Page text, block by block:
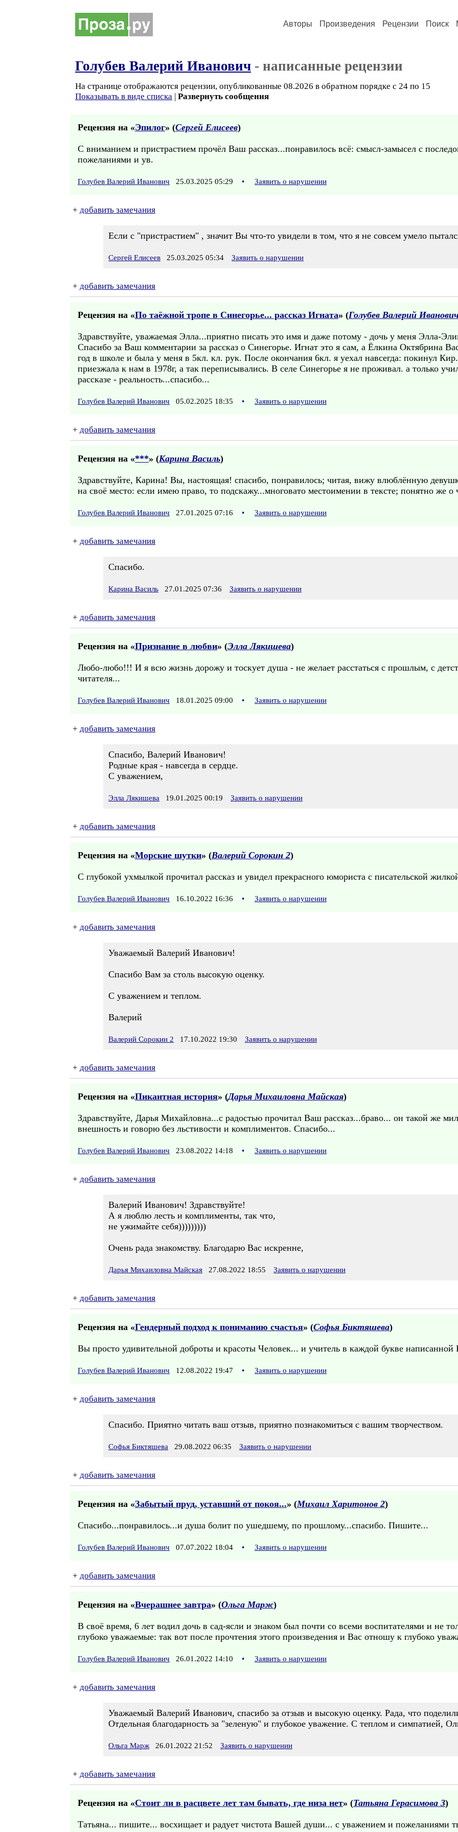
Авторы Произведения Рецензии Поиск
Голубев Валерий Иванович - написанные рецензии
На странице отображаются рецензии, опубликованные 08.2026 в обратном порядке с 24 по 15
Показывать в виде списка | Развернуть сообщения
Рецензия на «Эпилог» (Сергей Елисеев)
С вниманием и пристрастием прочёл Ваш рассказ...понравилось всё: смысл-замысел с
пожеланиями и ув.
Голубев Валерий Иванович 25.03.2025 05:29 • Заявить о нарушении
+ добавить замечания
Если с "пристрастием" , значит Вы что-то увидели в том, что я не совсем умело
Сергей Елисеев 25.03.2025 05:34 Заявить о нарушении
+ добавить замечания
Рецензия на «По таёжной тропе в Синегорье... рассказ Игната» (Голубев Валерий Иванович
Здравствуйте, уважаемая Элла...приятно писать это имя и даже потому - дочь у меня Элла-
Спасибо за Ваш комментарии за рассказ о Синегорье. Игнат это я сам, а Ёлкина Октябрина
год в школе и была у меня в 5кл. кл. рук. После окончания 6кл. я уехал навсегда: покинул
приезжала к нам в 1978г, а так переписывались. В селе Синегорье я не проживал. а только
рассказе - реальность...спасибо...
Голубев Валерий Иванович 05.02.2025 18:35 • Заявить о нарушении
+ добавить замечания
Рецензия на «***» (Карина Василь)
Здравствуйте, Карина! Вы, настоящая! спасибо, понравилось; читая, вижу влюблённую
на своё место: если имею право, то подскажу...многовато местоимении в тексте; понятно же о
Голубев Валерий Иванович 27.01.2025 07:16 • Заявить о нарушении
+ добавить замечания
Спасибо.
Карина Василь 27.01.2025 07:36 Заявить о нарушении
+ добавить замечания
Рецензия на «Признание в любви» (Элла Лякишева)
Любо-любо!!! И я всю жизнь дорожу и тоскует душа - не желает расстаться с прошлым, с
читателя...
Голубев Валерий Иванович 18.01.2025 09:00 • Заявить о нарушении
+ добавить замечания
Спасибо, Валерий Иванович!
Родные края - навсегда в сердце.
С уважением,
Элла Лякишева 19.01.2025 00:19 Заявить о нарушении
+ добавить замечания
Рецензия на «Морские шутки» (Валерий Сорокин 2)
С глубокой ухмылкой прочитал рассказ и увидел прекрасного юмориста с писательской
Голубев Валерий Иванович 16.10.2022 16:36 • Заявить о нарушении
+ добавить замечания
Уважаемый Валерий Иванович!
Спасибо Вам за столь высокую оценку.
С уважением и теплом.
Валерий
Валерий Сорокин 2 17.10.2022 19:30 Заявить о нарушении
+ добавить замечания
Рецензия на «Пикантная история» (Дарья Михаиловна Майская)
Здравствуйте, Дарья Михайловна...с радостью прочитал Ваш рассказ...браво... он такой же
внешность и говорю без льстивости и комплиментов. Спасибо...
Голубев Валерий Иванович 23.08.2022 14:18 • Заявить о нарушении
+ добавить замечания
Валерий Иванович! Здравствуйте!
А я люблю лесть и комплименты, так что,
не ужимайте себя)))))))))
Очень рада знакомству. Благодарю Вас искренне,
Дарья Михаиловна Майская 27.08.2022 18:55 Заявить о нарушении
+ добавить замечания
Рецензия на «Гендерный подход к пониманию счастья» (Софья Биктяшева)
Вы просто удивительной доброты и красоты Человек... и учитель в каждой букве написанной
Голубев Валерий Иванович 12.08.2022 19:47 • Заявить о нарушении
+ добавить замечания
Спасибо. Приятно читать ваш отзыв, приятно познакомиться с вашим творчеством.
Софья Биктяшева 29.08.2022 06:35 Заявить о нарушении
+ добавить замечания
Рецензия на «Забытый пруд, уставший от покоя...» (Михаил Харитонов 2)
Спасибо...понравилось...и душа болит по ушедшему, по прошлому...спасибо. Пишите...
Голубев Валерий Иванович 07.07.2022 18:04 • Заявить о нарушении
+ добавить замечания
Рецензия на «Вчерашнее завтра» (Ольга Марж)
В своё время, 6 лет водил дочь в сад-ясли и знаком был почти со всеми воспитателями и не
глубоко уважаемые: так вот после прочтения этого произведения и Вас отношу к глубоко
Голубев Валерий Иванович 26.01.2022 14:10 • Заявить о нарушении
+ добавить замечания
Уважаемый Валерий Иванович, спасибо за отзыв и высокую оценку. Рада, что
Отдельная благодарность за "зеленую" и глубокое уважение. С теплом и симпатией,
Ольга Марж 26.01.2022 21:52 Заявить о нарушении
+ добавить замечания
Рецензия на «Стоит ли в расцвете лет там бывать, где низа нет» (Татьяна Герасимова 3)
Татьяна... пишите... восхищает и радует чистота Вашей души... с уважением и пожеланиями